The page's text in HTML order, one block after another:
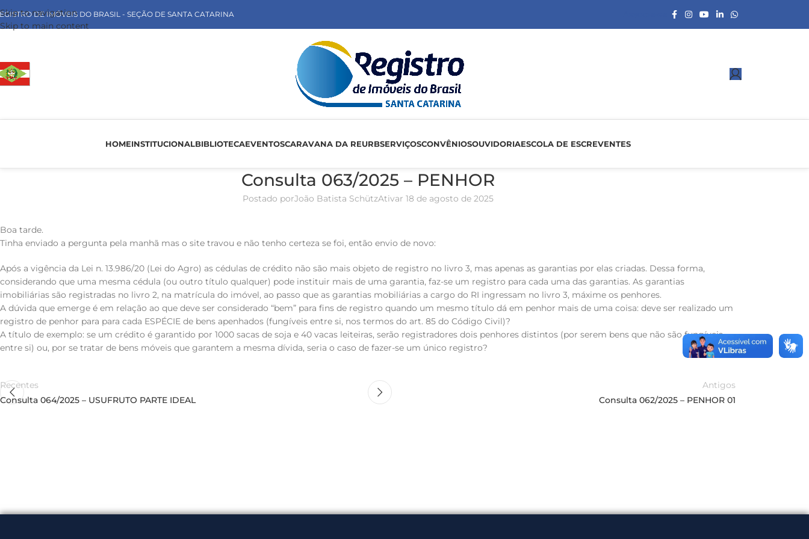
Skip to navigation
Skip to main content
DE IMÓVEIS DO BRASIL - SEÇÃO DE SANTA CATARINA
HOMEINSTITUCIONALBIBLIOTECAEVENTOSCARAVANA DA REURBSERVIÇOSCONVÊNIOSOUVIDORIAESCOLA DE ESCREVENTES
Consulta 063/2025 – PENHOR
Postado porJoão Batista SchützAtivar 18 de agosto de 2025
Boa tarde.
Tinha enviado a pergunta pela manhã mas o site travou e não tenho certeza se foi, então envio de novo:
Após a vigência da Lei n. 13.986/20 (Lei do Agro) as cédulas de crédito não são mais objeto de registro no livro 3, mas apenas as garantias por elas criadas. Dessa forma,
considerando que uma mesma cédula (ou outro título qualquer) pode instituir mais de uma garantia, faz-se um registro para cada uma das garantias. As garantias
imobiliárias são registradas no livro 2, na matrícula do imóvel, ao passo que as garantias mobiliárias a cargo do RI ingressam no livro 3, máxime os penhores.
A dúvida que emerge é em relação ao que deve ser considerado “bem” para fins de registro quando um mesmo título dá em penhor mais de uma coisa: deve ser realizado um
registro de penhor para para cada ESPÉCIE de bens apenhados (fungíveis entre si, nos termos do art. 85 do Código Civil)?
A título de exemplo: se um crédito é garantido por 1000 sacas de soja e 40 vacas leiteiras, serão registradores dois penhores distintos (por serem bens que não são fungíveis
entre si) ou, por se tratar de bens móveis que garantem a mesma dívida, seria o caso de fazer-se um único registro?
Recentes
Consulta 064/2025 – USUFRUTO PARTE IDEAL
Antigos
Consulta 062/2025 – PENHOR 01